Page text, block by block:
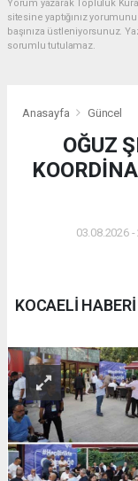
Yorum yazarak Topluluk
sitesine yaptığınız
başınıza üstleniyorsunuz.
sorumlu tutulamaz.
Anasayfa Güncel
OĞUZ
03.08.2026
KOCAELİ HABERİ